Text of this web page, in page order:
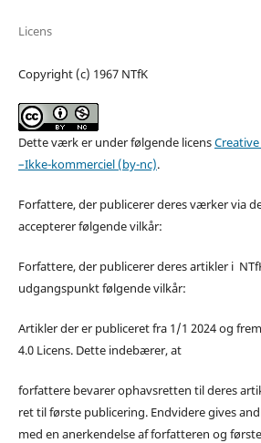
Licens
Copyright (c) 1967 NTfK
Dette værk er under følgende licens
–Ikke-kommerciel (by-nc).
Forfattere, der publicerer deres værker via
accepterer følgende vilkår:
Forfattere, der publicerer deres artikler i
udgangspunkt følgende vilkår:
Artikler der er publiceret fra 1/1 2024 og
4.0 Licens. Dette indebærer, at
forfattere bevarer ophavsretten til deres
ret til første publicering. Endvidere gives
med en anerkendelse af forfatteren og